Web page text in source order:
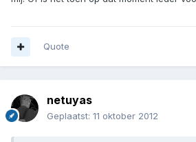
Quote
netuyas
Geplaatst: 11 oktober 2012